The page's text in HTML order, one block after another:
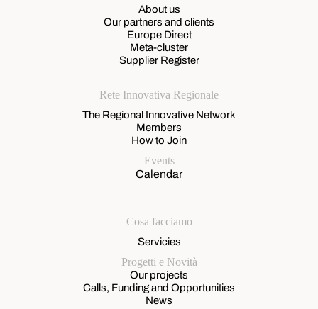
About us
Our partners and clients
Europe Direct
Meta-cluster
Supplier Register
Rete Innovativa Regionale
The Regional Innovative Network
Members
How to Join
Events
Calendar
Cosa facciamo
Servicies
Progetti e Novità
Our projects
Calls, Funding and Opportunities
News